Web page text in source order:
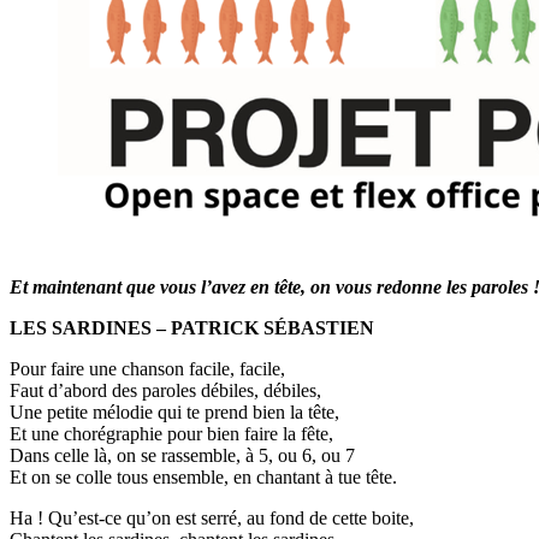
Et maintenant que vous l’avez en tête, on vous redonne les paroles !
LES SARDINES – PATRICK SÉBASTIEN
Pour faire une chanson facile, facile,
Faut d’abord des paroles débiles, débiles,
Une petite mélodie qui te prend bien la tête,
Et une chorégraphie pour bien faire la fête,
Dans celle là, on se rassemble, à 5, ou 6, ou 7
Et on se colle tous ensemble, en chantant à tue tête.
Ha ! Qu’est-ce qu’on est serré, au fond de cette boite,